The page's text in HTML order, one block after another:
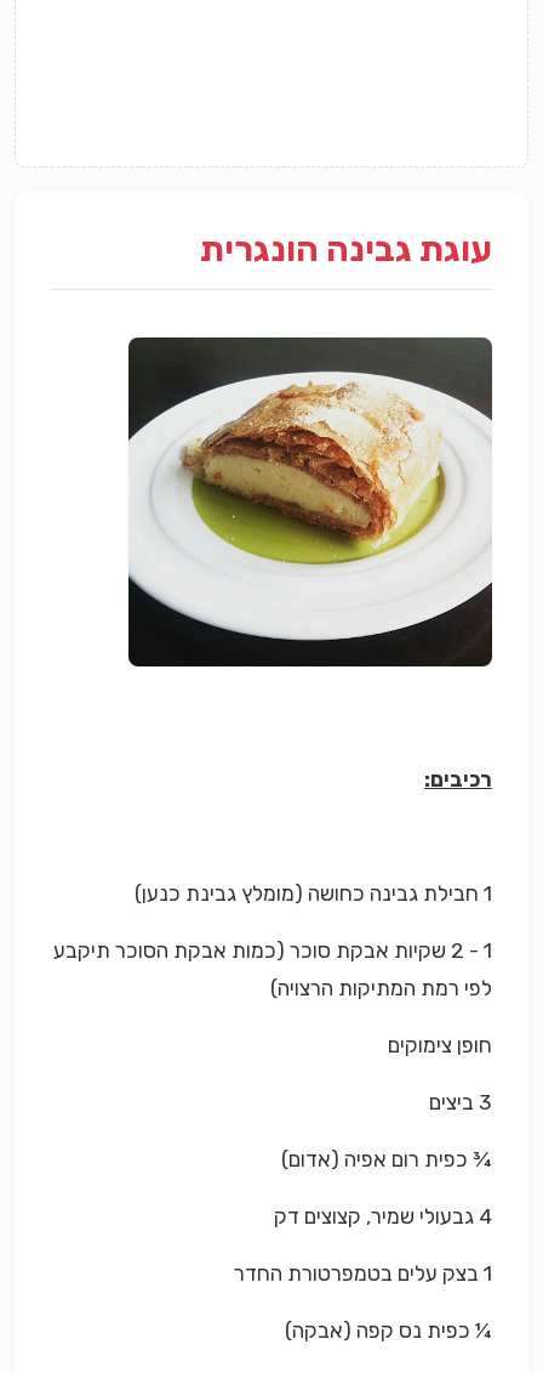
עוגת גבינה הונגרית
רכיבים:
1 חבילת גבינה כחושה (מומלץ גבינת כנען)
1 - 2 שקיות אבקת סוכר (כמות אבקת הסוכר תיקבע
לפי רמת המתיקות הרצויה)
חופן צימוקים
3 ביצים
¾ כפית רום אפיה (אדום)
4 גבעולי שמיר, קצוצים דק
1 בצק עלים בטמפרטורת החדר
¼ כפית נס קפה (אבקה)